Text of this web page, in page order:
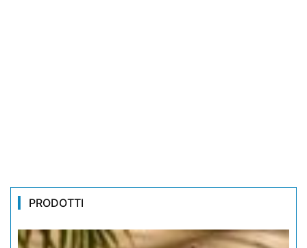
PRODOTTI